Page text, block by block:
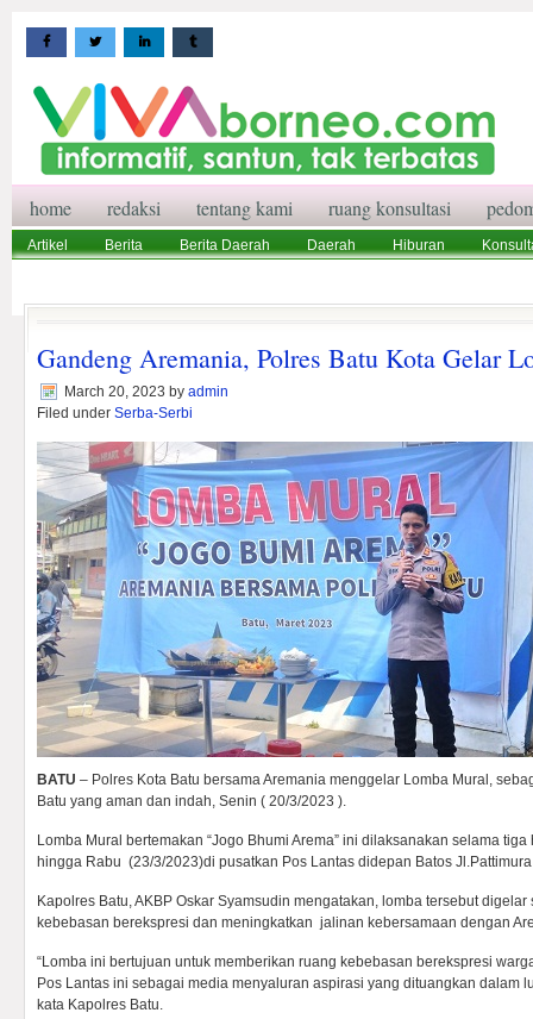
home redaksi tentang kami ruang konsultasi
Artikel Berita Berita Daerah Daerah Hiburan
Gandeng Aremania, Polres Batu Kota Gelar
March 20, 2023 by admin
Filed under Serba-Serbi
BATU – Polres Kota Batu bersama Aremania menggelar Lomba Mural,
Batu yang aman dan indah, Senin ( 20/3/2023 ).
Lomba Mural bertemakan “Jogo Bhumi Arema” ini dilaksanakan selama
hingga Rabu (23/3/2023)di pusatkan Pos Lantas didepan Batos
Kapolres Batu, AKBP Oskar Syamsudin mengatakan, lomba tersebut
kebebasan berekspresi dan meningkatkan jalinan kebersamaan dengan
“Lomba ini bertujuan untuk memberikan ruang kebebasan berekspresi
Pos Lantas ini sebagai media menyaluran aspirasi yang dituangkan dalam
kata Kapolres Batu.